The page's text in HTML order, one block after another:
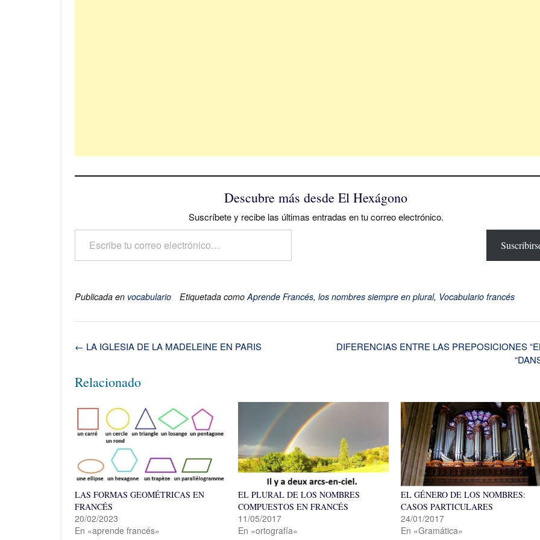
Descubre más desde El Hexágono
Suscríbete y recibe las últimas entradas en tu correo electrónico.
Escribe tu correo electrónico…
Publicada en vocabulario Etiquetada como Aprende Francés, los nombres siempre en plural, Vocabulario francés
Navegación
entrada
DIFERENCIAS ENTRE LAS PREPOSICIONES
← LA IGLESIA DE LA MADELEINE EN PARIS
Relacionado
LAS FORMAS GEOMÉTRICAS EN
FRANCÉS
20/02/2023
En «aprende francés»
EL PLURAL DE LOS NOMBRES
COMPUESTOS EN FRANCÉS
11/05/2017
En «ortografía»
EL GÉNERO DE LOS NOMBRES:
CASOS PARTICULARES
24/01/2017
En «Gramática»